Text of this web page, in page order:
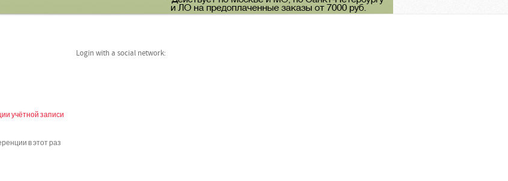
учётной записи
в этот раз
Login with a social network: